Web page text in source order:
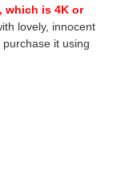
which is 4K or
lovely, innocent
purchase it using